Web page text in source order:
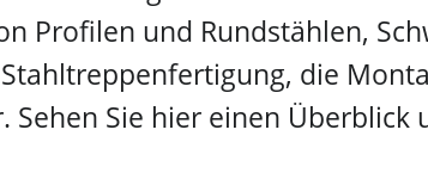
Profilen und Rundstählen,
die
Sie hier einen Überblick